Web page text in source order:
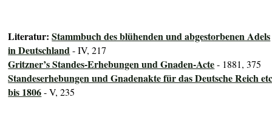
Literatur:Stammbuch des blühenden und abgestorbenen Adels
in Deutschland - IV, 217
Gritzner’s Standes-Erhebungen und Gnaden-Acte- 1881, 375
Standeserhebungen und Gnadenakte für das Deutsche Reich
bis 1806- V, 235